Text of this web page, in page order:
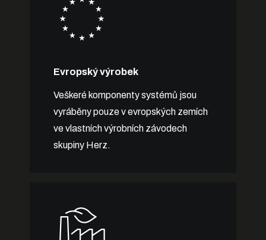
Evropský výrobek
Veškeré komponenty systémů jsou
vyráběny pouze v evropských zemích
ve vlastních výrobních závodech
skupiny Herz.